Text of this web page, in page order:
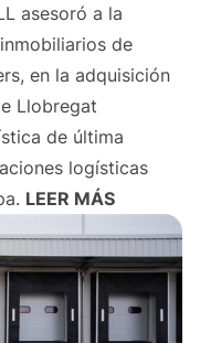
asesoró a la
de
en la adquisición
Llobregat
de última
logísticas
LEER MÁS